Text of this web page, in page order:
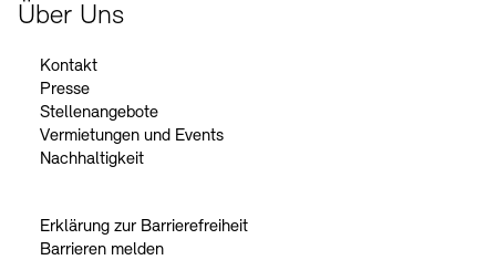
Über Uns
Kontakt
Presse
Stellenangebote
Vermietungen und Events
Nachhaltigkeit
Erklärung zur Barrierefreiheit
Barrieren melden